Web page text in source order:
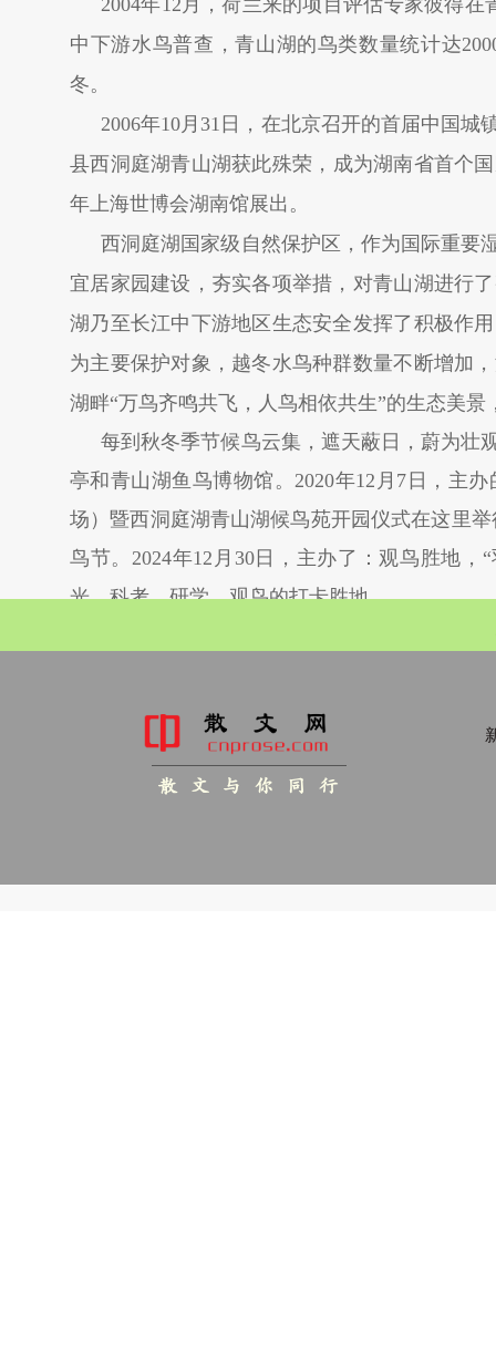
2004年12月，荷兰来的项目评估专家彼得
中下游水鸟普查，青山湖的鸟类数量统计达
冬。
2006年10月31日，在北京召开的首届中国
县西洞庭湖青山湖获此殊荣，成为湖南省首个
年上海世博会湖南馆展出。
西洞庭湖国家级自然保护区，作为国际重要
宜居家园建设，夯实各项举措，对青山湖进行
湖乃至长江中下游地区生态安全发挥了积极作
为主要保护对象，越冬水鸟种群数量不断增加
湖畔“万鸟齐鸣共飞，人鸟相依共生”的生态美
每到秋冬季节候鸟云集，遮天蔽日，蔚为壮
亭和青山湖鱼鸟博物馆。2020年12月7日，主
场）暨西洞庭湖青山湖候鸟苑开园仪式在这里
鸟节。2024年12月30日，主办了：观鸟胜地
光、科考、研学，观鸟的打卡胜地。
散 文 与 你 同 行